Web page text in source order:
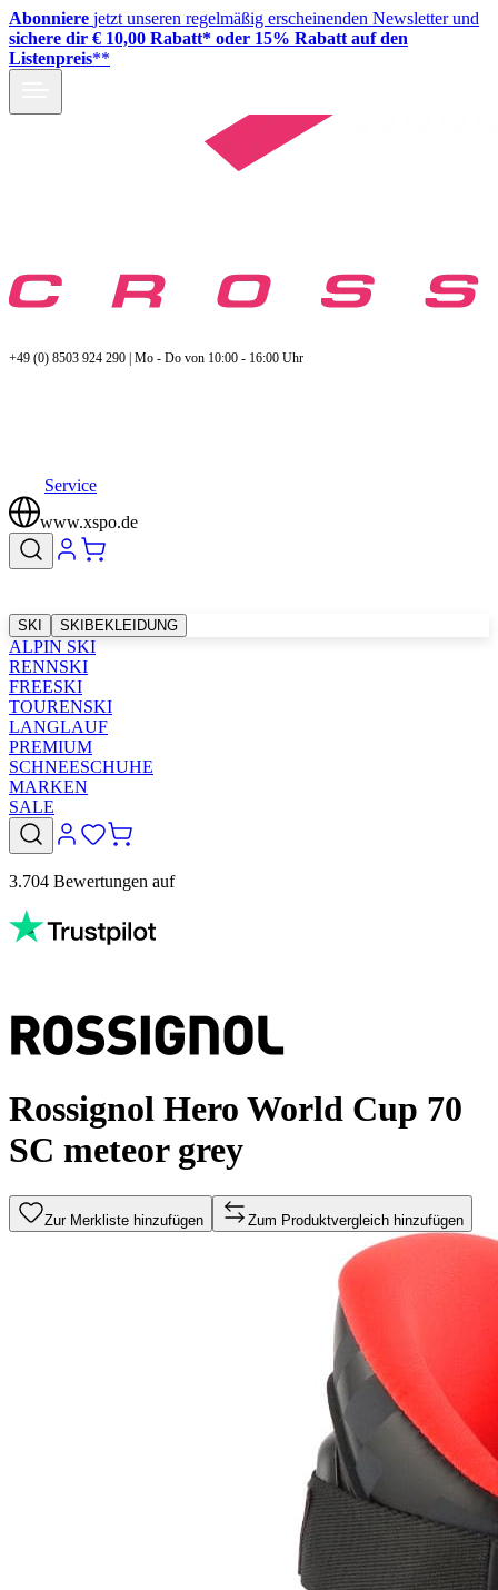
Abonniere jetzt unseren regelmäßig erscheinenden Newsletter und
sichere dir € 10,00 Rabatt* oder 15% Rabatt auf den
Listenpreis**
+49 (0) 8503 924 290 | Mo - Do von 10:00 - 16:00 Uhr
Service
www.xspo.de
SKI SKIBEKLEIDUNG
ALPIN SKI
RENNSKI
FREESKI
TOURENSKI
LANGLAUF
PREMIUM
SCHNEESCHUHE
MARKEN
SALE
3.704 Bewertungen auf
Rossignol Hero World Cup 70
SC meteor grey
Zur Merkliste hinzufügen Zum Produktvergleich hinzufügen